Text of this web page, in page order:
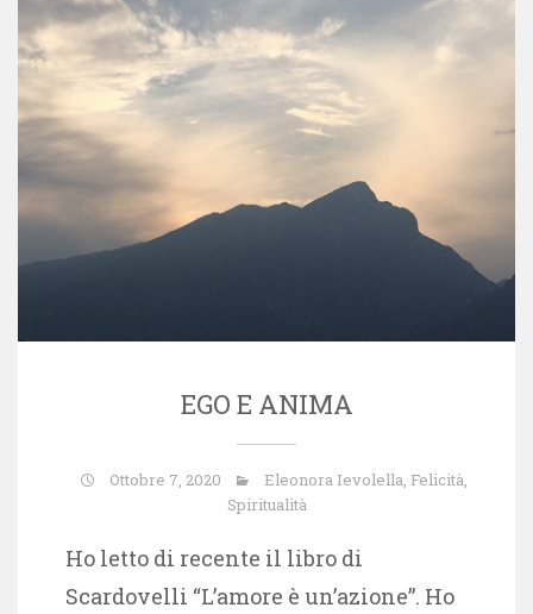
EGO E ANIMA
Ottobre 7, 2020 Eleonora Ievolella, Felicità,
Spiritualità
Ho letto di recente il libro di
Scardovelli “L’amore è un’azione”. Ho